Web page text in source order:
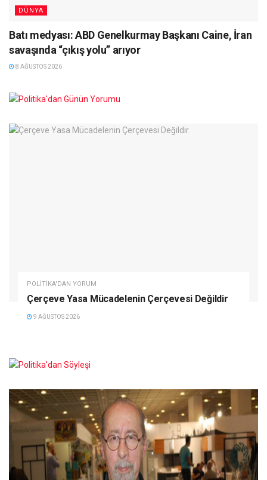
DÜNYA
Batı medyası: ABD Genelkurmay Başkanı Caine, İran
savaşında “çıkış yolu” arıyor
8 AĞUSTOS 2026
POLITIKA'DAN YORUM
Çerçeve Yasa Mücadelenin Çerçevesi Değildir
9 AĞUSTOS 2026